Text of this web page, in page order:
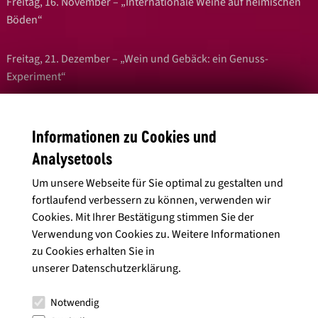
Böden“
Freitag, 21. Dezember – „Wein und Gebäck: ein Genuss-
Experiment“
Collegium Wirtemberg.
Informationen zu Cookies und
Analysetools
Um unsere Webseite für Sie optimal zu gestalten und
fortlaufend verbessern zu können, verwenden wir
Cookies. Mit Ihrer Bestätigung stimmen Sie der
Verwendung von Cookies zu. Weitere Informationen
zu Cookies erhalten Sie in
unsererDatenschutzerklärung.
Notwendig